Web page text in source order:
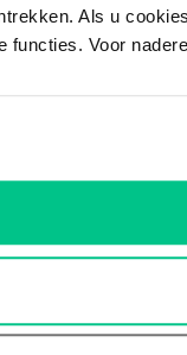
Als u
functies. Voor